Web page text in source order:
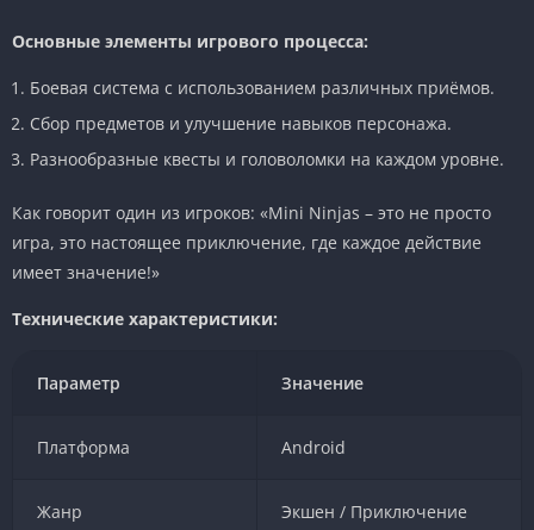
Основные элементы игрового процесса:
Боевая система с использованием различных приёмов.
Сбор предметов и улучшение навыков персонажа.
Разнообразные квесты и головоломки на каждом уровне.
Как говорит один из игроков: «Mini Ninjas – это не просто
игра, это настоящее приключение, где каждое действие
имеет значение!»
Технические характеристики:
Параметр Значение
Платформа Android
Жанр Экшен / Приключение